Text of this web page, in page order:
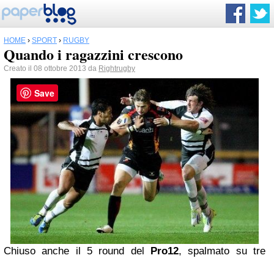
HOME › SPORT › RUGBY
Quando i ragazzini crescono
Creato il 08 ottobre 2013 da Rightrugby
Chiuso anche il 5 round del Pro12, spalmato su tre
Save